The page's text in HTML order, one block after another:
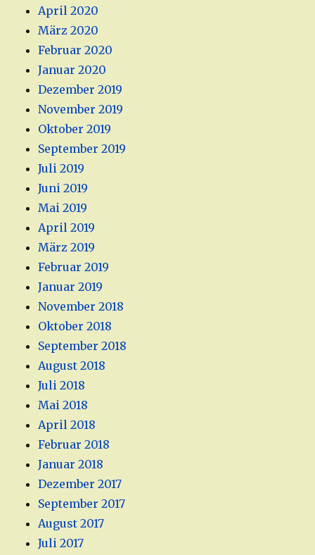
April 2020
März 2020
Februar 2020
Januar 2020
Dezember 2019
November 2019
Oktober 2019
September 2019
Juli 2019
Juni 2019
Mai 2019
April 2019
März 2019
Februar 2019
Januar 2019
November 2018
Oktober 2018
September 2018
August 2018
Juli 2018
Mai 2018
April 2018
Februar 2018
Januar 2018
Dezember 2017
September 2017
August 2017
Juli 2017